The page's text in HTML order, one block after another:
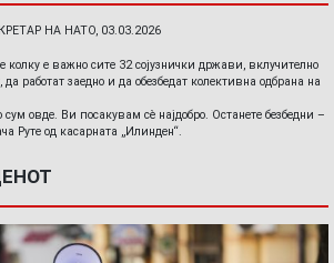
НА НАТО, 03.03.2026
колку е важно сите 32 сојузнички држави, вклучително
работат заедно и да обезбедат колективна одбрана на
овде. Ви посакувам сè најдобро. Останете безбедни –
Руте од касарната „Илинден“.